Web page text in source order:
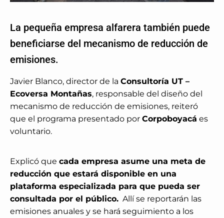
La pequeña empresa alfarera también puede
beneficiarse del mecanismo de reducción de
emisiones.
Javier Blanco, director de la Consultoría UT –
Ecoversa Montañas, responsable del diseño del
mecanismo de reducción de emisiones, reiteró
que el programa presentado por Corpoboyacá es
voluntario.
Explicó que cada empresa asume una meta de
reducción que estará disponible en una
plataforma especializada para que pueda ser
consultada por el público. Allí se reportarán las
emisiones anuales y se hará seguimiento a los